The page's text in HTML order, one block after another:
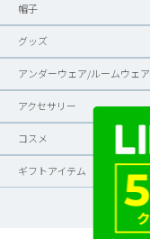
帽子
グッズ
アンダーウェア/ルームウェア
アクセサリー
コスメ
ギフトアイテム